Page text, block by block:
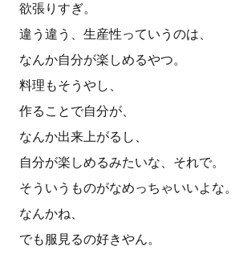
欲張りすぎ。
違う違う、生産性っていうのは、
なんか自分が楽しめるやつ。
料理もそうやし、
作ることで自分が、
なんか出来上がるし、
自分が楽しめるみたいな、それで。
そういうものがなめっちゃいいよな。
なんかね、
でも服見るの好きやん。